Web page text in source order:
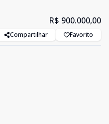
R$ 900.000,00
Compartilhar Favorito